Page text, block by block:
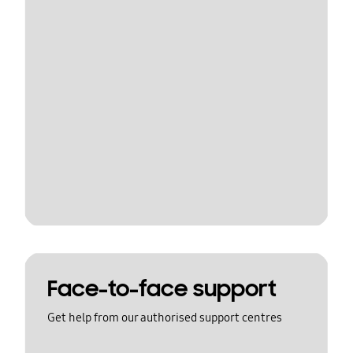
Face-to-face support
Get help from our authorised support centres